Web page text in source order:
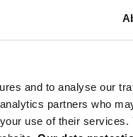
and to analyse our
partners who
use of their services.